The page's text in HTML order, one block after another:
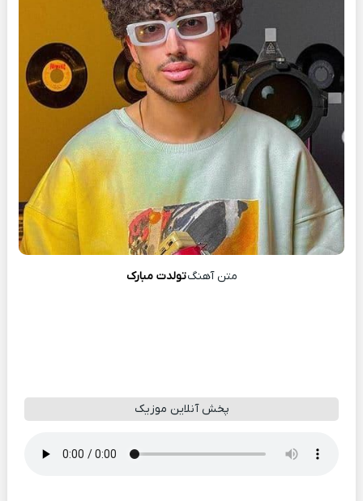
متن آهنگتولدت مبارک
پخش آنلاین موزیک